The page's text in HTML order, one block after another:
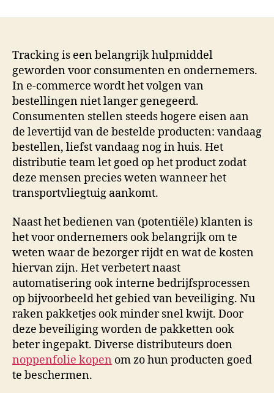
Tracking is een belangrijk hulpmiddel
geworden voor consumenten en ondernemers.
In e-commerce wordt het volgen van
bestellingen niet langer genegeerd.
Consumenten stellen steeds hogere eisen aan
de levertijd van de bestelde producten: vandaag
bestellen, liefst vandaag nog in huis. Het
distributie team let goed op het product zodat
deze mensen precies weten wanneer het
transportvliegtuig aankomt.
Naast het bedienen van (potentiële) klanten is
het voor ondernemers ook belangrijk om te
weten waar de bezorger rijdt en wat de kosten
hiervan zijn. Het verbetert naast
automatisering ook interne bedrijfsprocessen
op bijvoorbeeld het gebied van beveiliging. Nu
raken pakketjes ook minder snel kwijt. Door
deze beveiliging worden de pakketten ook
beter ingepakt. Diverse distributeurs doen
noppenfolie kopen om zo hun producten goed
te beschermen.